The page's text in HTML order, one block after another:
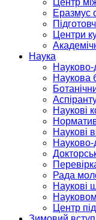
Центр
Еразмус
Центри
Наука
Науково-
Наукова
Наукові
Наукові
Науково-
Рада
Наукові
Центр